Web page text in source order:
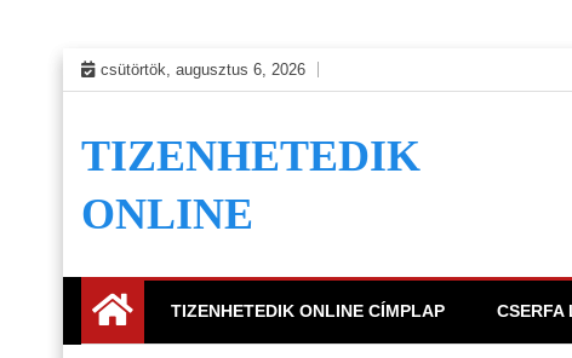
Skip
to
csütörtök, augusztus 6, 2026
TIZENHETEDIK
ONLINE
TIZENHETEDIK ONLINE CÍMPLAP CSERFA